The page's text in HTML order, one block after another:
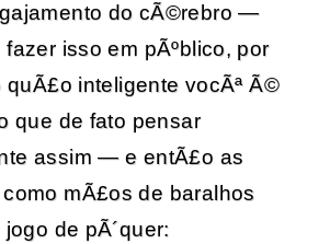
do cÃ©rebro —
isso em pÃºblico, por
inteligente vocÃª Ã©
que de fato pensar
assim — e entÃ£o as
mÃ£os de baralhos
de pÃ´quer: